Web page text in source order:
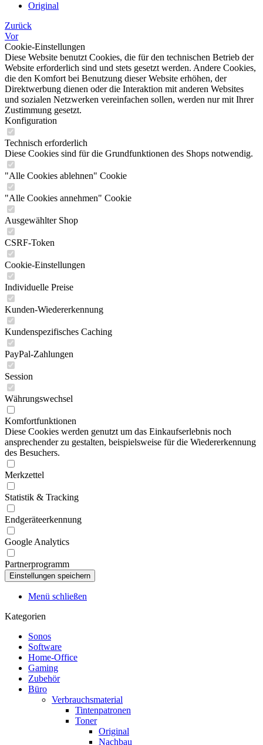
Original
Zurück
Vor
Cookie-Einstellungen
Diese Website benutzt Cookies, die für den technischen Betrieb der
Website erforderlich sind und stets gesetzt werden. Andere Cookies,
die den Komfort bei Benutzung dieser Website erhöhen, der
Direktwerbung dienen oder die Interaktion mit anderen Websites
und sozialen Netzwerken vereinfachen sollen, werden nur mit Ihrer
Zustimmung gesetzt.
Konfiguration
Technisch erforderlich
Diese Cookies sind für die Grundfunktionen des Shops notwendig.
"Alle Cookies ablehnen" Cookie
"Alle Cookies annehmen" Cookie
Ausgewählter Shop
CSRF-Token
Cookie-Einstellungen
Individuelle Preise
Kunden-Wiedererkennung
Kundenspezifisches Caching
PayPal-Zahlungen
Session
Währungswechsel
Komfortfunktionen
Diese Cookies werden genutzt um das Einkaufserlebnis noch
ansprechender zu gestalten, beispielsweise für die Wiedererkennung
des Besuchers.
Merkzettel
Statistik & Tracking
Endgeräteerkennung
Google Analytics
Partnerprogramm
Menü schließen
Kategorien
Sonos
Software
Home-Office
Gaming
Zubehör
Büro
Verbrauchsmaterial
Tintenpatronen
Toner
Original
Nachbau